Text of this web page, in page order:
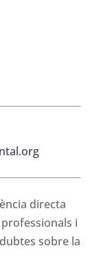
directa
i
sobre la